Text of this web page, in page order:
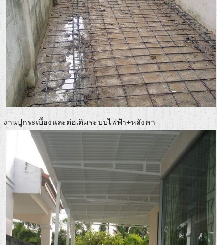
งานปูกระเบื้องและต่อเติมระบบไฟฟ้า+หลังคา